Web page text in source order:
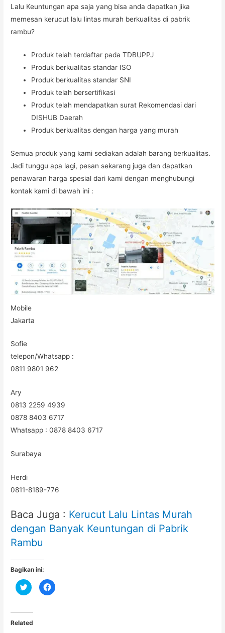
Lalu Keuntungan apa saja yang bisa anda dapatkan jika
memesan kerucut lalu lintas murah berkualitas di pabrik
rambu?
Produk telah terdaftar pada TDBUPPJ
Produk berkualitas standar ISO
Produk berkualitas standar SNI
Produk telah bersertifikasi
Produk telah mendapatkan surat Rekomendasi dari
DISHUB Daerah
Produk berkualitas dengan harga yang murah
Semua produk yang kami sediakan adalah barang berkualitas.
Jadi tunggu apa lagi, pesan sekarang juga dan dapatkan
penawaran harga spesial dari kami dengan menghubungi
kontak kami di bawah ini :
Mobile
Jakarta
Sofie
telepon/Whatsapp :
0811 9801 962
Ary
0813 2259 4939
0878 8403 6717
Whatsapp : 0878 8403 6717
Surabaya
Herdi
0811-8189-776
Baca Juga : Kerucut Lalu Lintas Murah
dengan Banyak Keuntungan di Pabrik
Rambu
Bagikan ini:
C
l
t
o
s
C
l
Related